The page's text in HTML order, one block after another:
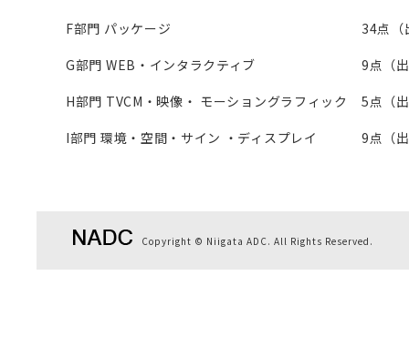
F部門 パッケージ
34点（
G部門 WEB・インタラクティブ
9点（
H部門 TVCM・映像・ モーショングラフィック
5点（
I部門 環境・空間・サイン ・ディスプレイ
9点（
Copyright © Niigata ADC. All Rights Reserved.